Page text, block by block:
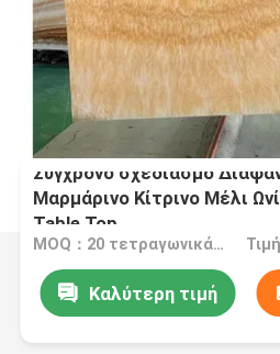
Σύγχρονο σχεδιασμό
Μαρμάρινο Κίτρινο Μέλι
Table Top
MOQ：20 τετραγωνικά μέτρα
Καλύτερη τιμή